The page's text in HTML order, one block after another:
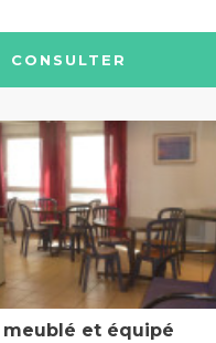
CONSULTER
meublé et équipé